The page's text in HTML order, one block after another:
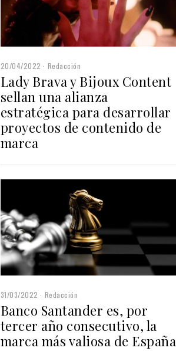
20/04/2022 Redacción
Lady Brava y Bijoux Content
sellan una alianza
estratégica para desarrollar
proyectos de contenido de
marca
31/03/2022 Redacción
Banco Santander es, por
tercer año consecutivo, la
marca más valiosa de España